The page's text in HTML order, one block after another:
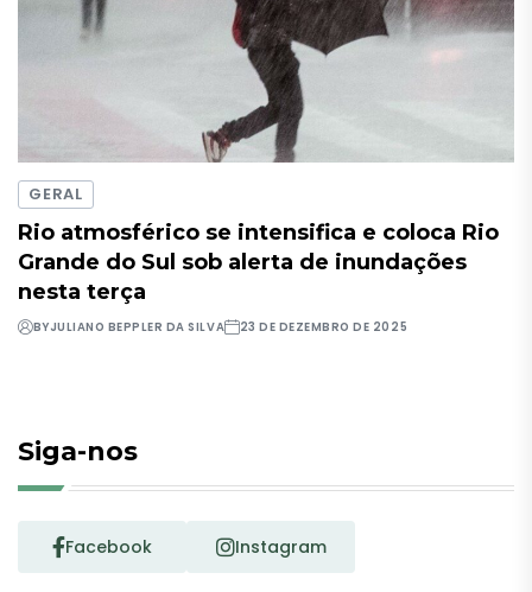
GERAL
Rio atmosférico se intensifica e coloca Rio
Grande do Sul sob alerta de inundações
nesta terça
BYJULIANO BEPPLER DA SILVA 23 DE DEZEMBRO DE 2025
Siga-nos
Facebook Instagram